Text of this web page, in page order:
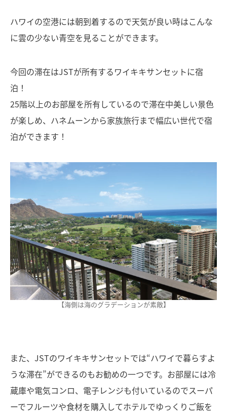
ハワイの空港には朝到着するので天気が良い時はこんな
に雲の少ない青空を見ることができます。
今回の滞在はJSTが所有するワイキキサンセットに宿
泊！
25階以上のお部屋を所有しているので滞在中美しい景色
が楽しめ、ハネムーンから家族旅行まで幅広い世代で宿
泊ができます！
【海側は海のグラデーションが素敵】
また、JSTのワイキキサンセットでは“ハワイで暮らすよ
うな滞在”ができるのもお勧めの一つです。お部屋には冷
蔵庫や電気コンロ、電子レンジも付いているのでスーパ
ーでフルーツや食材を購入してホテルでゆっくりご飯を